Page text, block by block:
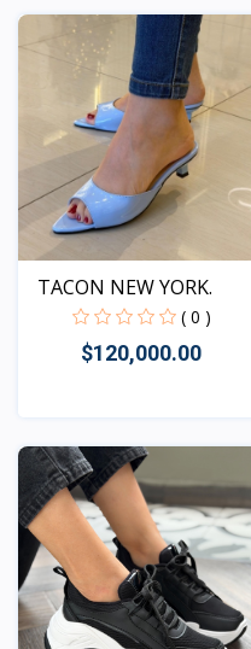
Vista
TACON NEW YORK.
( 0 )
$120,000.00
Vista